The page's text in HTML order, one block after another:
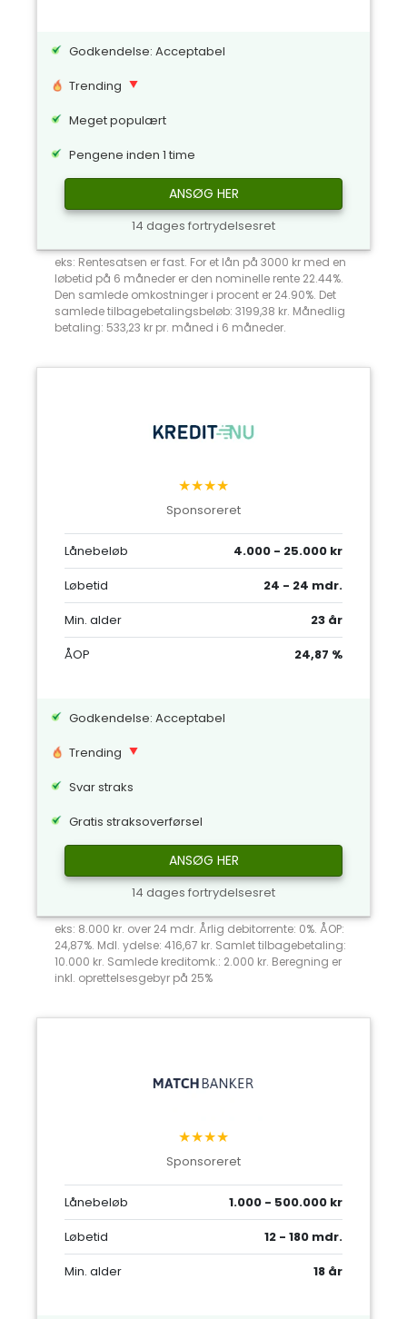
Godkendelse: Acceptabel
Trending
Meget populært
Pengene inden 1 time
ANSØG HER
14 dages fortrydelsesret
eks: Rentesatsen er fast. For et lån på 3000 kr med en
løbetid på 6 måneder er den nominelle rente 22.44%.
Den samlede omkostninger i procent er 24.90%. Det
samlede tilbagebetalingsbeløb: 3199,38 kr. Månedlig
betaling: 533,23 kr pr. måned i 6 måneder.
★★★★
Sponsoreret
Lånebeløb
4.000 - 25.000 kr
Løbetid
24 - 24 mdr.
Min. alder
23 år
ÅOP
24,87 %
Godkendelse: Acceptabel
Trending
Svar straks
Gratis straksoverførsel
ANSØG HER
14 dages fortrydelsesret
eks: 8.000 kr. over 24 mdr. Årlig debitorrente: 0%. ÅOP:
24,87%. Mdl. ydelse: 416,67 kr. Samlet tilbagebetaling:
10.000 kr. Samlede kreditomk.: 2.000 kr. Beregning er
inkl. oprettelsesgebyr på 25%
★★★★
Sponsoreret
Lånebeløb
1.000 - 500.000 kr
Løbetid
12 - 180 mdr.
Min. alder
18 år